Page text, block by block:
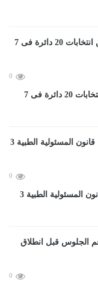
0
بدء التصويت داخل 1775 لجنة باليوم الأول من انتخابات 20 دائرة فى 7
0
الحكومة: مد المدة المحددة بالمادة الثانية من قانون المسئولية الطبية 3
0